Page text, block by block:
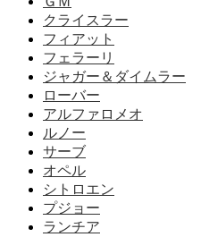
クライスラー
フィアット
フェラーリ
ジャガー＆ダイムラー
ローバー
アルファロメオ
ルノー
サーブ
オペル
シトロエン
プジョー
ランチア